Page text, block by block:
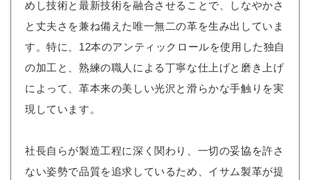
めし技術と最新技術を融合させることで、しなやかさ
と丈夫さを兼ね備えた唯一無二の革を生み出していま
す。特に、12本のアンティックロールを使用した独自
の加工と、熟練の職人による丁寧な仕上げと磨き上げ
によって、革本来の美しい光沢と滑らかな手触りを実
現しています。
社長自らが製造工程に深く関わり、一切の妥協を許さ
ない姿勢で品質を追求しているため、イサム製革が提